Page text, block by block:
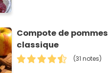
Compote de pommes
classique
(31 notes)